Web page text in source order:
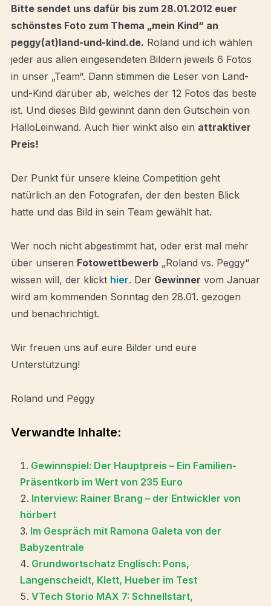
Bitte sendet uns dafür bis zum 28.01.2012 euer
schönstes Foto zum Thema „mein Kind“ an
peggy(at)land-und-kind.de. Roland und ich wählen
jeder aus allen eingesendeten Bildern jeweils 6 Fotos
in unser „Team“. Dann stimmen die Leser von Land-
und-Kind darüber ab, welches der 12 Fotos das beste
ist. Und dieses Bild gewinnt dann den Gutschein von
HalloLeinwand. Auch hier winkt also ein attraktiver
Preis!
Der Punkt für unsere kleine Competition geht
natürlich an den Fotografen, der den besten Blick
hatte und das Bild in sein Team gewählt hat.
Wer noch nicht abgestimmt hat, oder erst mal mehr
über unseren Fotowettbewerb„Roland vs. Peggy“
wissen will, der klickt hier. Der Gewinner vom Januar
wird am kommenden Sonntag den 28.01. gezogen
und benachrichtigt.
Wir freuen uns auf eure Bilder und eure
Unterstützung!
Roland und Peggy
Verwandte Inhalte:
Gewinnspiel: Der Hauptpreis – Ein Familien-
Präsentkorb im Wert von 235 Euro
Interview: Rainer Brang – der Entwickler von
hörbert
Im Gespräch mit Ramona Galeta von der
Babyzentrale
Grundwortschatz Englisch: Pons,
Langenscheidt, Klett, Hueber im Test
VTech Storio MAX 7: Schnellstart,